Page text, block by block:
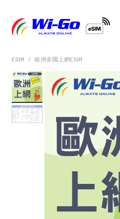
ESIM 歐洲多國上網ESIM